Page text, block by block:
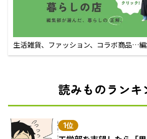
生活雑貨、ファッション、コラボ商品…
えるECサイト
読みものランキ
1位